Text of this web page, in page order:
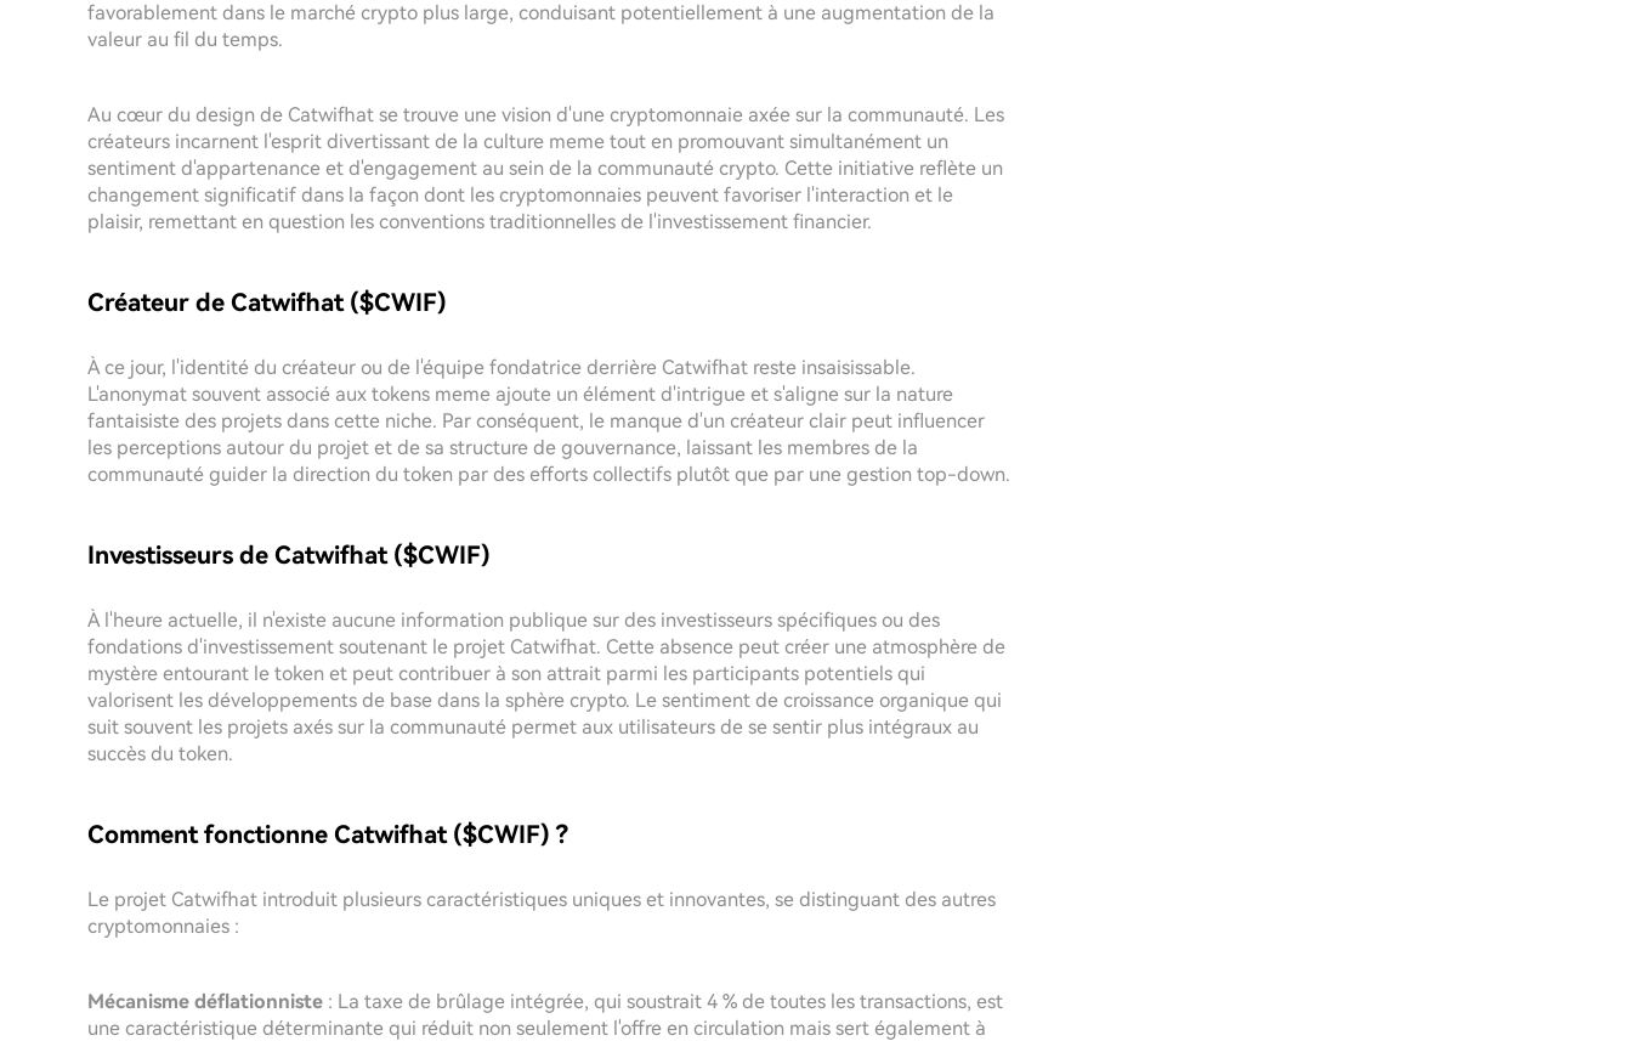
favorablement dans le marché crypto plus large, conduisant potentiellement à une augmentation de la
valeur au fil du temps.
Au cœur du design de Catwifhat se trouve une vision d'une cryptomonnaie axée sur la communauté. Les
créateurs incarnent l'esprit divertissant de la culture meme tout en promouvant simultanément un
sentiment d'appartenance et d'engagement au sein de la communauté crypto. Cette initiative reflète un
changement significatif dans la façon dont les cryptomonnaies peuvent favoriser l'interaction et le
plaisir, remettant en question les conventions traditionnelles de l'investissement financier.
Créateur de Catwifhat ($CWIF)
À ce jour, l'identité du créateur ou de l'équipe fondatrice derrière Catwifhat reste insaisissable.
L'anonymat souvent associé aux tokens meme ajoute un élément d'intrigue et s'aligne sur la nature
fantaisiste des projets dans cette niche. Par conséquent, le manque d'un créateur clair peut influencer
les perceptions autour du projet et de sa structure de gouvernance, laissant les membres de la
communauté guider la direction du token par des efforts collectifs plutôt que par une gestion top-down.
Investisseurs de Catwifhat ($CWIF)
À l'heure actuelle, il n'existe aucune information publique sur des investisseurs spécifiques ou des
fondations d'investissement soutenant le projet Catwifhat. Cette absence peut créer une atmosphère de
mystère entourant le token et peut contribuer à son attrait parmi les participants potentiels qui
valorisent les développements de base dans la sphère crypto. Le sentiment de croissance organique qui
suit souvent les projets axés sur la communauté permet aux utilisateurs de se sentir plus intégraux au
succès du token.
Comment fonctionne Catwifhat ($CWIF) ?
Le projet Catwifhat introduit plusieurs caractéristiques uniques et innovantes, se distinguant des autres
cryptomonnaies :
Mécanisme déflationniste : La taxe de brûlage intégrée, qui soustrait 4 % de toutes les transactions, est
une caractéristique déterminante qui réduit non seulement l'offre en circulation mais sert également à